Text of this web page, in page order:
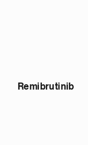
Remibrutinib